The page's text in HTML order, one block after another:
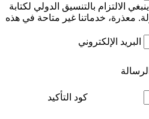
الالتزام بالتنسيق الدولي لكتابة
معذرة، خدماتنا غير متاحة في هذه
البريد الإلكتروني
الرسالة
كود التأكيد